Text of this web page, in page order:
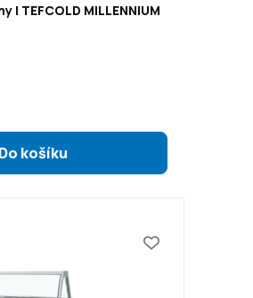
TEFCOLD MILLENNIUM